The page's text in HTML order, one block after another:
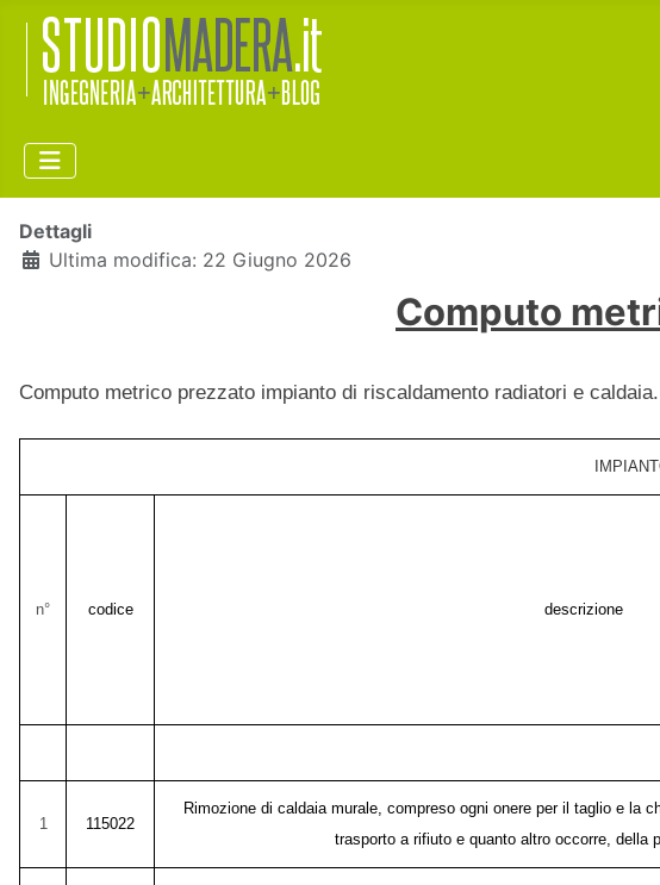
Dettagli
Ultima modifica: 22 Giugno 2026
Computo
Computo metrico prezzato impianto di riscaldamento radiatori e caldaia.
n° codice descrizione
1 115022
Rimozione di caldaia murale, compreso ogni onere per il taglio e la
trasporto a rifiuto e quanto altro occorre, della